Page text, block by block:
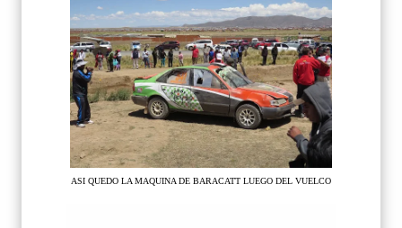
ASI QUEDO LA MAQUINA DE BARACATT LUEGO DEL VUELCO